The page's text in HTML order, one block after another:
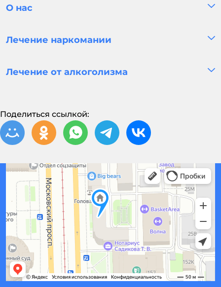
О нас
Лечение наркомании
Лечение от алкоголизма
Поделиться ссылкой: